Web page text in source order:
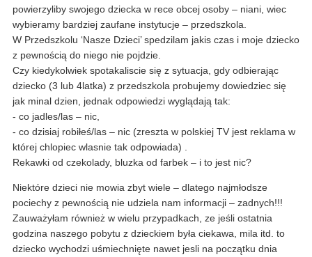
powierzyliby swojego dziecka w rece obcej osoby – niani, wiec
wybieramy bardziej zaufane instytucje – przedszkola.
W Przedszkolu ‘Nasze Dzieci’ spedzilam jakis czas i moje dziecko
z pewnością do niego nie pojdzie.
Czy kiedykolwiek spotakaliscie się z sytuacja, gdy odbierając
dziecko (3 lub 4latka) z przedszkola probujemy dowiedziec się
jak minal dzien, jednak odpowiedzi wyglądają tak:
- co jadles/las – nic,
- co dzisiaj robiłeś/las – nic (zreszta w polskiej TV jest reklama w
której chlopiec wlasnie tak odpowiada) .
Rekawki od czekolady, bluzka od farbek – i to jest nic?
Niektóre dzieci nie mowia zbyt wiele – dlatego najmłodsze
pociechy z pewnością nie udziela nam informacji – zadnych!!!
Zauważyłam również w wielu przypadkach, ze jeśli ostatnia
godzina naszego pobytu z dzieckiem była ciekawa, mila itd. to
dziecko wychodzi uśmiechnięte nawet jesli na początku dnia